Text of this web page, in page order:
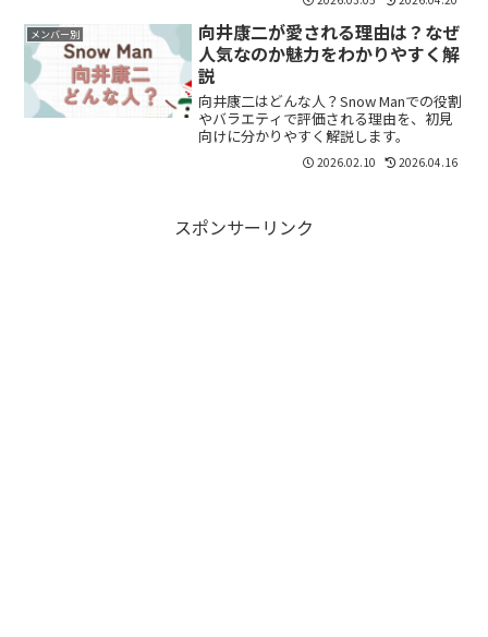
いると思います。結論からいうと、ラウ
ールさんは“表情で見せる演技”や独特の
存在感で、俳優としての...
メンバー別
向井康二が愛される理由は？なぜ
人気なのか魅力をわかりやすく解
説
向井康二はどんな人？Snow Manでの役割
やバラエティで評価される理由を、初見
向けに分かりやすく解説します。
2026.02.10 2026.04.16
スポンサーリンク